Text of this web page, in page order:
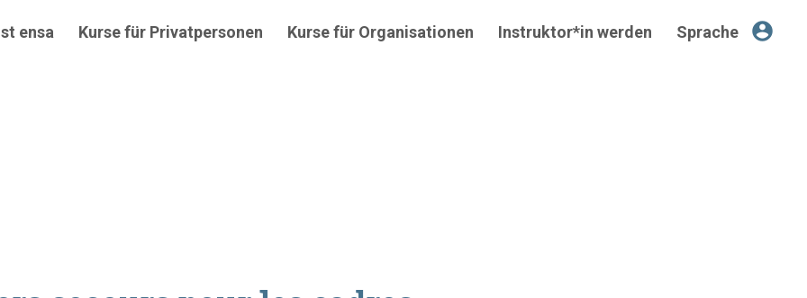
ensa Kurse für Privatpersonen Kurse für Organisationen Instruktor*in werden Sprache account_circle